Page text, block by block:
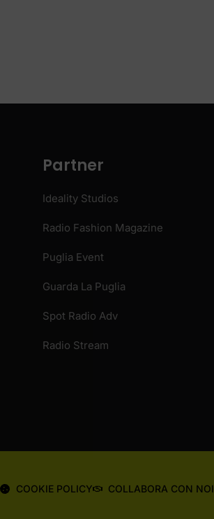
Partner
Ideality Studios
Radio Fashion Magazine
Puglia Event
Guarda La Puglia
Spot Radio Adv
Radio Stream
COOKIE POLICY COLLABORA CON NOI